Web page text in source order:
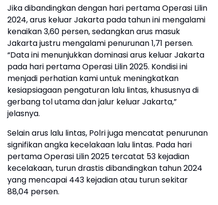
Jika dibandingkan dengan hari pertama Operasi Lilin
2024, arus keluar Jakarta pada tahun ini mengalami
kenaikan 3,60 persen, sedangkan arus masuk
Jakarta justru mengalami penurunan 1,71 persen.
“Data ini menunjukkan dominasi arus keluar Jakarta
pada hari pertama Operasi Lilin 2025. Kondisi ini
menjadi perhatian kami untuk meningkatkan
kesiapsiagaan pengaturan lalu lintas, khususnya di
gerbang tol utama dan jalur keluar Jakarta,”
jelasnya.
Selain arus lalu lintas, Polri juga mencatat penurunan
signifikan angka kecelakaan lalu lintas. Pada hari
pertama Operasi Lilin 2025 tercatat 53 kejadian
kecelakaan, turun drastis dibandingkan tahun 2024
yang mencapai 443 kejadian atau turun sekitar
88,04 persen.